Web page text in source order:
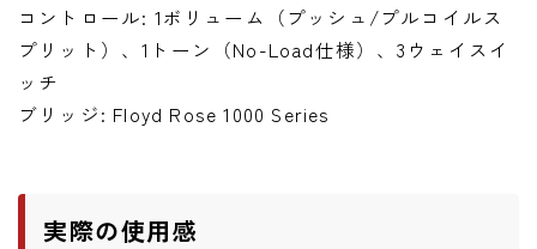
コントロール: 1ボリューム（プッシュ/プルコイルス
プリット）、1トーン（No-Load仕様）、3ウェイスイ
ッチ
ブリッジ: Floyd Rose 1000 Series
実際の使用感